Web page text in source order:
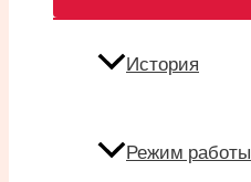
История
Режим работы